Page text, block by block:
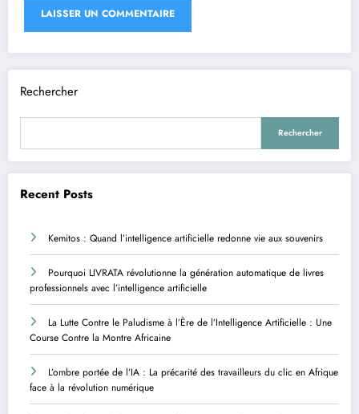
Rechercher
Rechercher
Recent Posts
Kemitos : Quand l’intelligence artificielle redonne vie aux souvenirs
Pourquoi LIVRATA révolutionne la génération automatique de livres
professionnels avec l’intelligence artificielle
La Lutte Contre le Paludisme à l’Ère de l’Intelligence Artificielle : Une
Course Contre la Montre Africaine
L’ombre portée de l’IA : La précarité des travailleurs du clic en Afrique
face à la révolution numérique